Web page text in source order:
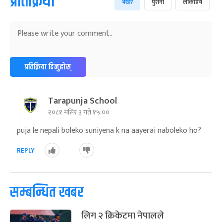
२४ अन्तराष्ट्रिय नारी दिवस ७ महिना बाँकी
ग्याल्पो ल्होसार
७
आइत
पूर्णिमा व्रत
८
सोम
फागुपूर्णिमा
प्रतिक्रिया दिनुहोस्
Tarapunja School
२०८१ मंसिर ३ गते १५:००
puja le nepali boleko suniyena k na aayerai naboleko ho?
REPLY
सम्बन्धित खबर
लिग २ क्रिकेटमा नेपालले